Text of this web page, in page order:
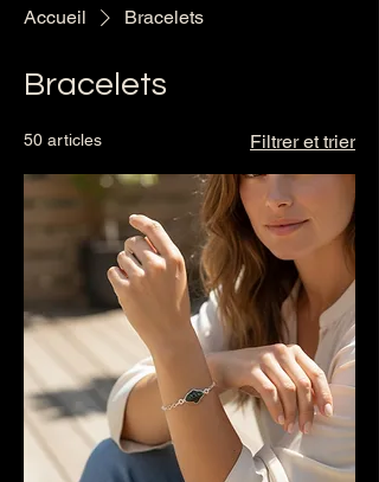
Accueil Bracelets
Bracelets
50 articles Filtrer et trier